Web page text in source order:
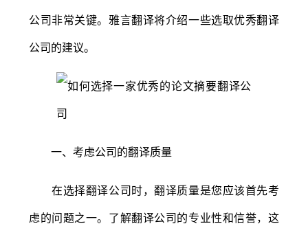
公司非常关键。雅言翻译将介绍一些选取优秀翻译
公司的建议。
一、考虑公司的翻译质量
在选择翻译公司时，翻译质量是您应该首先考
虑的问题之一。了解翻译公司的专业性和信誉，这